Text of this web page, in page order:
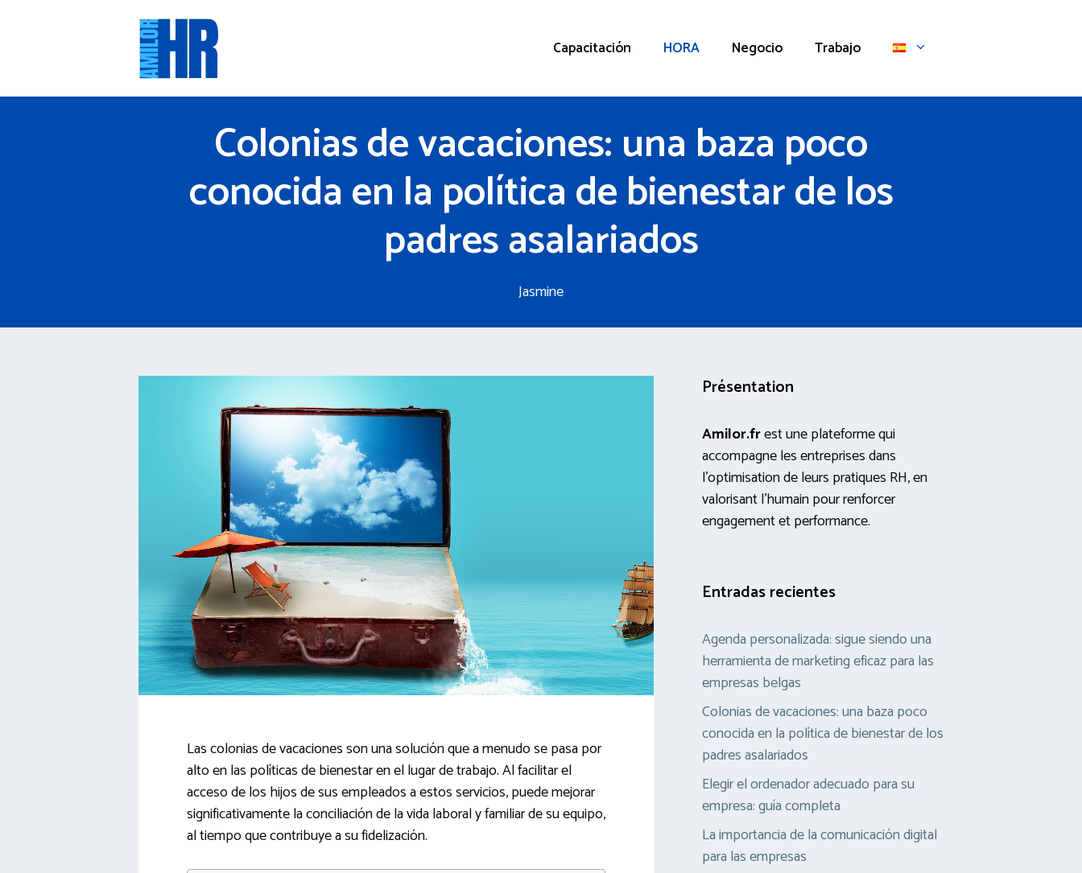
Capacitación HORA Negocio Trabajo
Colonias de vacaciones: una baza poco
conocida en la política de bienestar de los
padres asalariados
Jasmine
Las colonias de vacaciones son una solución que a menudo se pasa por
alto en las políticas de bienestar en el lugar de trabajo. Al facilitar el
acceso de los hijos de sus empleados a estos servicios, puede mejorar
significativamente la conciliación de la vida laboral y familiar de su equipo,
al tiempo que contribuye a su fidelización.
Présentation
Amilor.frest une plateforme qui
accompagne les entreprises dans
l’optimisation de leurs pratiques RH, en
valorisant l’humain pour renforcer
engagement et performance.
Entradas recientes
Agenda personalizada: sigue siendo una
herramienta de marketing eficaz para las
empresas belgas
Colonias de vacaciones: una baza poco
conocida en la política de bienestar de los
padres asalariados
Elegir el ordenador adecuado para su
empresa: guía completa
La importancia de la comunicación digital
para las empresas